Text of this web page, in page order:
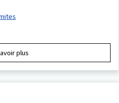
plus